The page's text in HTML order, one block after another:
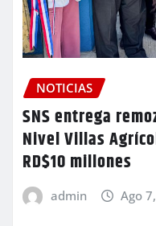
NOTICIAS
SNS entrega
Nivel Villas
RD$10 millones
admin Ago